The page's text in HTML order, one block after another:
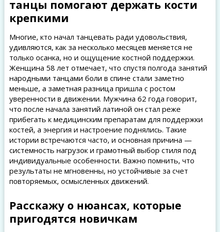
танцы помогают держать кости
крепкими
Многие, кто начал танцевать ради удовольствия,
удивляются, как за несколько месяцев меняется не
только осанка, но и ощущение костной поддержки.
Женщина 58 лет отмечает, что спустя полгода занятий
народными танцами боли в спине стали заметно
меньше, а заметная разница пришла с ростом
уверенности в движении. Мужчина 62 года говорит,
что после начала занятий латиной он стал реже
прибегать к медицинским препаратам для поддержки
костей, а энергия и настроение поднялись. Такие
истории встречаются часто, и основная причина —
системность нагрузок и грамотный выбор стиля под
индивидуальные особенности. Важно помнить, что
результаты не мгновенны, но устойчивые за счет
повторяемых, осмысленных движений.
Расскажу о нюансах, которые
пригодятся новичкам